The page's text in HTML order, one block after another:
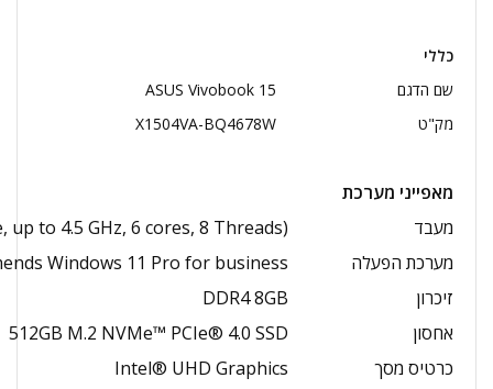
כללי
שם הדגם
ASUS Vivobook 15
מק"ט
X1504VA-BQ4678W
מאפייני מערכת
מעבד
to 4.5 GHz, 6 cores, 8 Threads)
מערכת הפעלה
Windows 11 Pro for business
זיכרון
DDR4 8GB
אחסון
512GB M.2 NVMe™ PCIe® 4.0 SSD
כרטיס מסך
Intel® UHD Graphics